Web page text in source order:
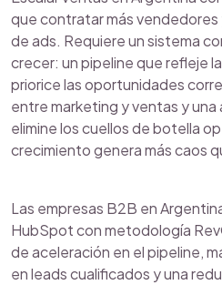
que contratar más
de ads. Requiere un sistema
crecer: un pipeline que refleje
priorice las oportunidades
entre marketing y ventas y
elimine los cuellos de botella
crecimiento genera más caos
Las empresas B2B en
HubSpot con metodología
de aceleración en el pipeline,
en leads cualificados y una